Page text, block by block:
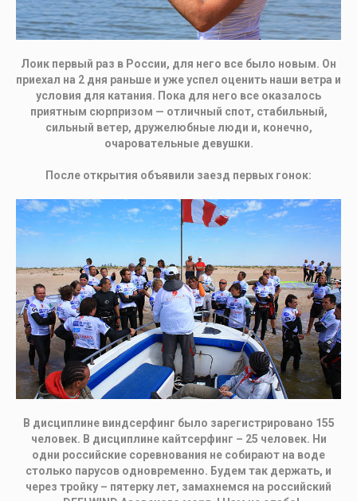
Лоик первый раз в России, для него все было новым. Он
приехал на 2 дня раньше и уже успел оценить наши ветра и
условия для катания. Пока для него все оказалось
приятным сюрпризом — отличный спот, стабильный,
сильный ветер, дружелюбные люди и, конечно,
очаровательные девушки.
После открытия объявили заезд первых гонок:
В дисциплине виндсерфинг было зарегистрировано 155
человек. В дисциплине кайтсерфинг – 25 человек. Ни
одни российские соревнования не собирают на воде
столько парусов одновременно. Будем так держать, и
через тройку – пятерку лет, замахнемся на российский